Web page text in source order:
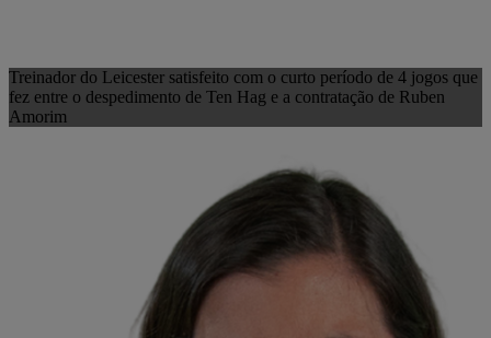
Treinador do Leicester satisfeito com o curto período de 4 jogos que
fez entre o despedimento de Ten Hag e a contratação de Ruben
Amorim